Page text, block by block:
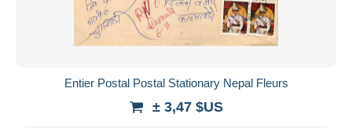
Entier Postal Postal Stationary Nepal Fleurs
± 3,47 $US